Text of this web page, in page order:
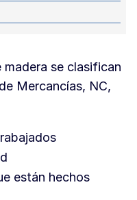
se clasifican
Mercancías, NC,
están hechos